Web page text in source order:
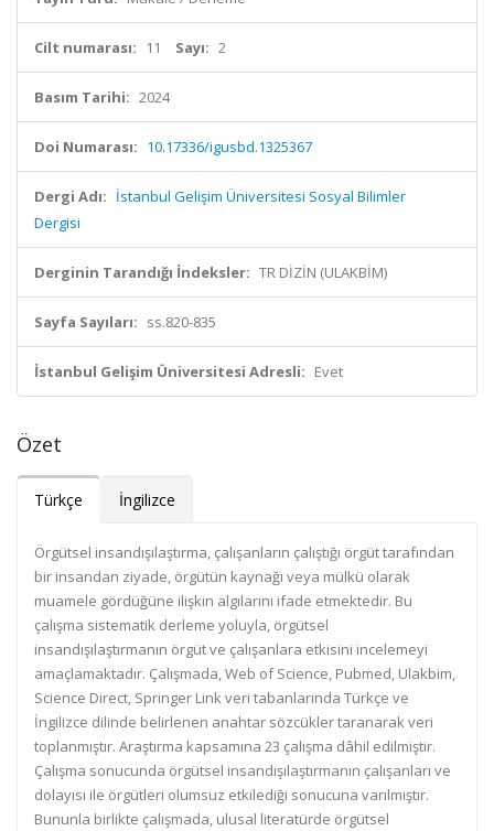
Cilt numarası: 11 Sayı: 2
Basım Tarihi: 2024
Doi Numarası: 10.17336/igusbd.1325367
Dergi Adı: İstanbul Gelişim Üniversitesi Sosyal Bilimler
Dergisi
Derginin Tarandığı İndeksler: TR DİZİN (ULAKBİM)
Sayfa Sayıları: ss.820-835
İstanbul Gelişim Üniversitesi Adresli: Evet
Özet
Türkçe İngilizce
Örgütsel insandışılaştırma, çalışanların çalıştığı örgüt tarafından
bir insandan ziyade, örgütün kaynağı veya mülkü olarak
muamele gördüğüne ilişkin algılarını ifade etmektedir. Bu
çalışma sistematik derleme yoluyla, örgütsel
insandışılaştırmanın örgüt ve çalışanlara etkisini incelemeyi
amaçlamaktadır. Çalışmada, Web of Science, Pubmed, Ulakbim,
Science Direct, Springer Link veri tabanlarında Türkçe ve
İngilizce dilinde belirlenen anahtar sözcükler taranarak veri
toplanmıştır. Araştırma kapsamına 23 çalışma dâhil edilmiştir.
Çalışma sonucunda örgütsel insandışılaştırmanın çalışanları ve
dolayısı ile örgütleri olumsuz etkilediği sonucuna varılmıştır.
Bununla birlikte çalışmada, ulusal literatürde örgütsel